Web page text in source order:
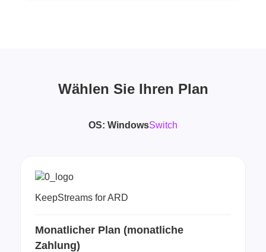
Wählen Sie Ihren Plan
OS: WindowsSwitch
KeepStreams for ARD
Monatlicher Plan (monatliche
Zahlung)